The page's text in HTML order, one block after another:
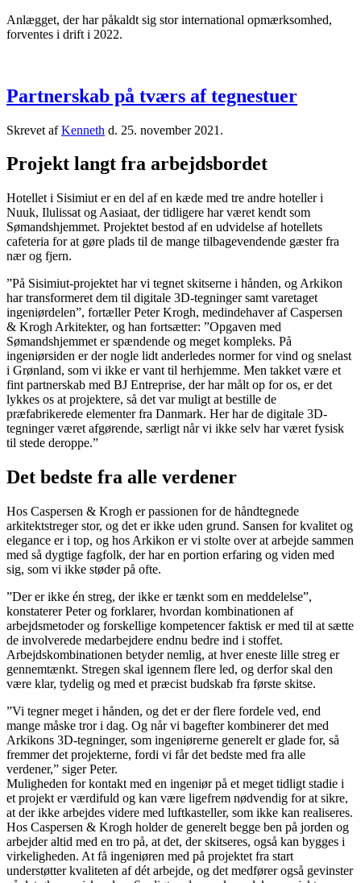
Anlægget, der har påkaldt sig stor international opmærksomhed,
forventes i drift i 2022.
Partnerskab på tværs af tegnestuer
Skrevet afKenneth d. 25. november 2021 .
Projekt langt fra arbejdsbordet
Hotellet i Sisimiut er en del af en kæde med tre andre hoteller i
Nuuk, Ilulissat og Aasiaat, der tidligere har været kendt som
Sømandshjemmet. Projektet bestod af en udvidelse af hotellets
cafeteria for at gøre plads til de mange tilbagevendende gæster fra
nær og fjern.
”På Sisimiut-projektet har vi tegnet skitserne i hånden, og Arkikon
har transformeret dem til digitale 3D-tegninger samt varetaget
ingeniørdelen”, fortæller Peter Krogh, medindehaver af Caspersen
& Krogh Arkitekter, og han fortsætter: ”Opgaven med
Sømandshjemmet er spændende og meget kompleks. På
ingeniørsiden er der nogle lidt anderledes normer for vind og snelast
i Grønland, som vi ikke er vant til herhjemme. Men takket være et
fint partnerskab med BJ Entreprise, der har målt op for os, er det
lykkes os at projektere, så det var muligt at bestille de
præfabrikerede elementer fra Danmark. Her har de digitale 3D-
tegninger været afgørende, særligt når vi ikke selv har været fysisk
til stede deroppe.”
Det bedste fra alle verdener
Hos Caspersen & Krogh er passionen for de håndtegnede
arkitektstreger stor, og det er ikke uden grund. Sansen for kvalitet og
elegance er i top, og hos Arkikon er vi stolte over at arbejde sammen
med så dygtige fagfolk, der har en portion erfaring og viden med
sig, som vi ikke støder på ofte.
”Der er ikke én streg, der ikke er tænkt som en meddelelse”,
konstaterer Peter og forklarer, hvordan kombinationen af
arbejdsmetoder og forskellige kompetencer faktisk er med til at sætte
de involverede medarbejdere endnu bedre ind i stoffet.
Arbejdskombinationen betyder nemlig, at hver eneste lille streg er
gennemtænkt. Stregen skal igennem flere led, og derfor skal den
være klar, tydelig og med et præcist budskab fra første skitse.
”Vi tegner meget i hånden, og det er der flere fordele ved, end
mange måske tror i dag. Og når vi bagefter kombinerer det med
Arkikons 3D-tegninger, som ingeniørerne generelt er glade for, så
fremmer det projekterne, fordi vi får det bedste med fra alle
verdener,” siger Peter.
Muligheden for kontakt med en ingeniør på et meget tidligt stadie i
et projekt er værdifuld og kan være ligefrem nødvendig for at sikre,
at der ikke arbejdes videre med luftkasteller, som ikke kan realiseres.
Hos Caspersen & Krogh holder de generelt begge ben på jorden og
arbejder altid med en tro på, at det, der skitseres, også kan bygges i
virkeligheden. At få ingeniøren med på projektet fra start
understøtter kvaliteten af dét arbejde, og det medfører også gevinster